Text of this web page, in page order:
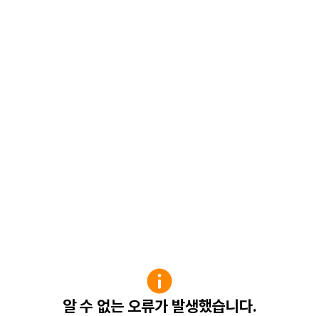
알 수 없는 오류가 발생했습니다.